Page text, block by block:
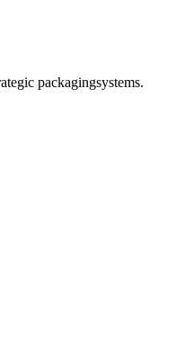
packagingsystems.